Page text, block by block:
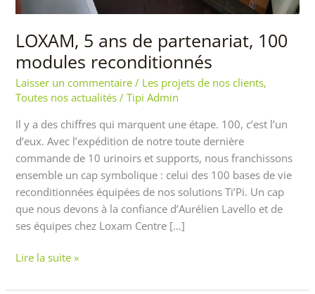
LOXAM, 5 ans de partenariat, 100
modules reconditionnés
Laisser un commentaire / Les projets de nos clients,
Toutes nos actualités /Tipi Admin
Il y a des chiffres qui marquent une étape. 100, c’est l’un
d’eux. Avec l’expédition de notre toute dernière
commande de 10 urinoirs et supports, nous franchissons
ensemble un cap symbolique : celui des 100 bases de vie
reconditionnées équipées de nos solutions Ti’Pi. Un cap
que nous devons à la confiance d’Aurélien Lavello et de
ses équipes chez Loxam Centre […]
Lire la suite »